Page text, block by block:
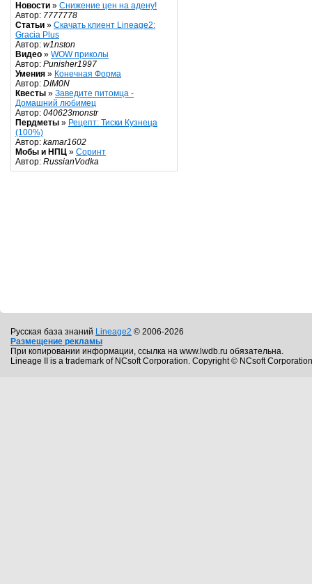
Новости » Снижение цен на адену!
Автор: 7777778
Статьи » Скачать клиент Lineage2:
Gracia Plus
Автор: w1nston
Видео » WOW приколы
Автор: Punisher1997
Умения » Конечная Форма
Автор: DIM0N
Квесты » Заведите питомца -
Домашний любимец
Автор: 040623monstr
Пердметы » Рецепт: Тиски Кузнеца
(100%)
Автор: kamar1602
Мобы и НПЦ » Соринт
Автор: RussianVodka
Русская база знаний Lineage2 © 2006-2026
Размещение рекламы
При копировании информации, ссылка на www.lwdb.ru обязательна.
Lineage II is a trademark of NCsoft Corporation. Copyright © NCsoft